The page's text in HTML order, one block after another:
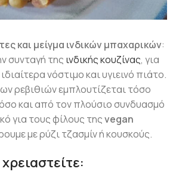
και μείγμα ινδικών μπαχαρικών:
συνταγή της ινδικής κουζίνας, για
νόστιμο και υγιεινό πιάτο.
ρεβιθιών εμπλουτίζεται τόσο
και από τον πλούσιο συνδυασμό
για τους φίλους τηςvegan
με ρύζι τζασμίν ή κουσκούς.